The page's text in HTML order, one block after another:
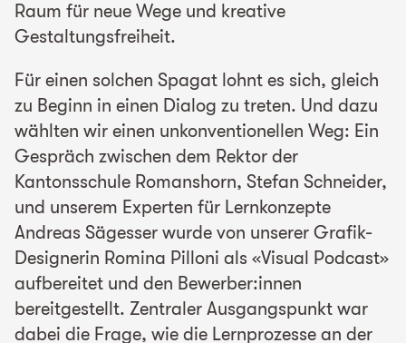
Raum für neue Wege und kreative
Gestaltungsfreiheit.
Für einen solchen Spagat lohnt es sich, gleich
zu Beginn in einen Dialog zu treten. Und dazu
wählten wir einen unkonventionellen Weg: Ein
Gespräch zwischen dem Rektor der
Kantonsschule Romanshorn, Stefan Schneider,
und unserem Experten für Lernkonzepte
Andreas Sägesser wurde von unserer Grafik-
Designerin Romina Pilloni als «Visual Podcast»
aufbereitet und den Bewerber:innen
bereitgestellt. Zentraler Ausgangspunkt war
dabei die Frage, wie die Lernprozesse an der